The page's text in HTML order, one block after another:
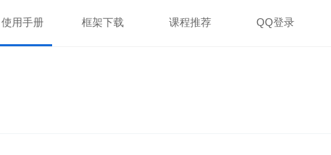
使用手册 框架下载 课程推荐 QQ登录